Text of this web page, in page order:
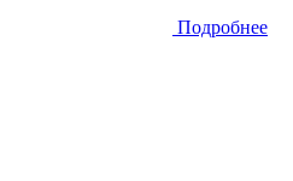
Подробнее